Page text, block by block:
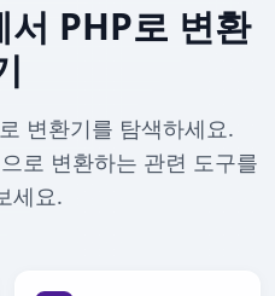
PHP로 변환
변환기를 탐색하세요.
로 변환하는 관련 도구를
세요.